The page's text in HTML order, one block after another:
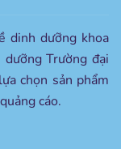
dinh dưỡng khoa
Trường đại
chọn sản phẩm
cáo.